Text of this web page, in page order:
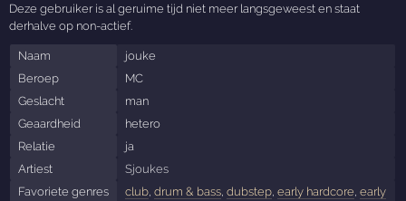
Deze gebruiker is al geruime tijd niet meer langsgeweest en staat
derhalve op non-actief.
Naam
jouke
Beroep
MC
Geslacht
man
Geaardheid
hetero
Relatie
ja
Artiest
Sjoukes
Favoriete genres
club, drum & bass, dubstep, early hardcore, early